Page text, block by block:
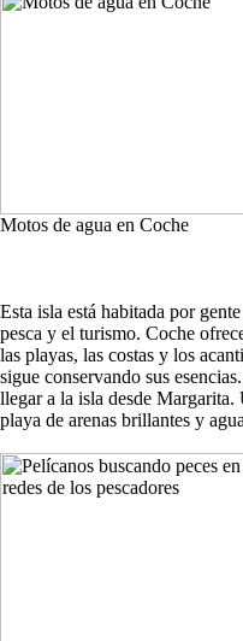
Motos de agua en Coche
Esta isla está habitada por
pesca y el turismo. Coche
las playas, las costas y los
sigue conservando sus
llegar a la isla desde Margarita.
playa de arenas brillantes y